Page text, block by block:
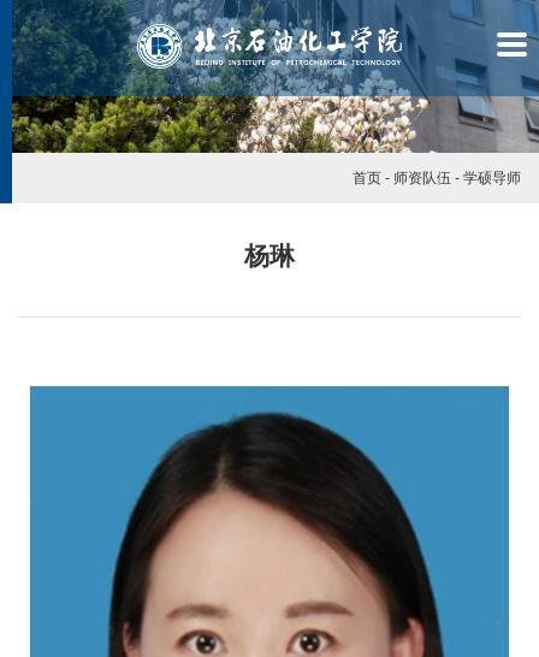
首页 - 师资队伍 - 学硕导师
杨琳